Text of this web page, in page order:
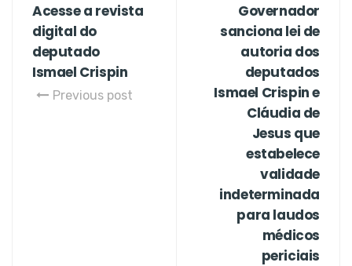
Acesse a revista
digital do
deputado
Ismael Crispin
Previous post
Governador
sanciona lei de
autoria dos
deputados
Ismael Crispin e
Cláudia de
Jesus que
estabelece
validade
indeterminada
para laudos
médicos
periciais